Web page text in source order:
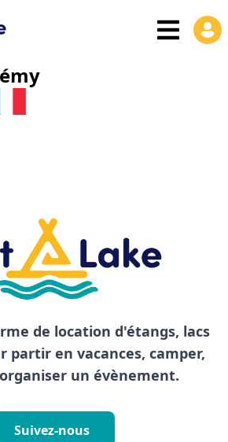
de location d'étangs, lacs
partir en vacances, camper,
un évènement.
Suivez-nous